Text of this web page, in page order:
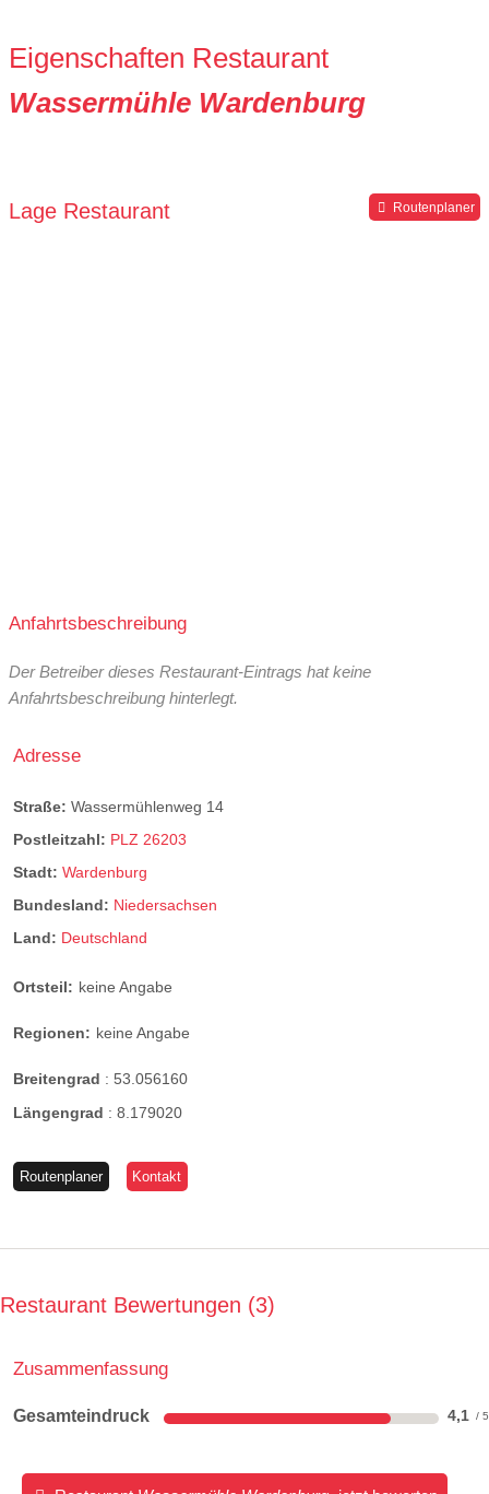
Eigenschaften Restaurant
Wassermühle Wardenburg
Lage Restaurant Routenplaner
Anfahrtsbeschreibung
Der Betreiber dieses Restaurant-Eintrags hat keine
Anfahrtsbeschreibung hinterlegt.
Adresse
Straße: Wassermühlenweg 14
Postleitzahl: PLZ 26203
Stadt: Wardenburg
Bundesland: Niedersachsen
Land: Deutschland
Ortsteil: keine Angabe
Regionen: keine Angabe
Breitengrad : 53.056160
Längengrad : 8.179020
Routenplaner Kontakt
Restaurant Bewertungen 3
Zusammenfassung
Gesamteindruck 4,1